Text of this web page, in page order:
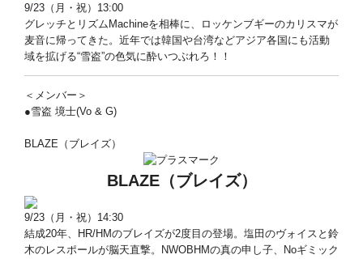
9/23（月・祝）13:00
グレッチとリズムMachineを相棒に、ロッケンブギーのカリスマが
麦音に帰ってきた。近年では韓国や台湾などアジア各国にも活動
域を拡げる“雪盗”の色気に酔いつぶれろ！！
＜メンバー＞
●雪盗 境士(Vo & G)
BLAZE（ブレイズ）
BLAZE（ブレイズ）
9/23（月・祝）14:30
結成20年、HR/HMのブレイズが2度目の登場。塩田のヴォイスと鈴
木のレスポールが脳天直撃。NWOBHMの真の申し子、Noギミック